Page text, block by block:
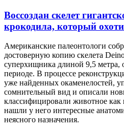
Воссоздан скелет
крокодила, который
Американские палеонтологи
достоверную копию скелета
суперхищника длиной 9,5 метра,
периоде. В процессе
уже найденных окаменелостей,
сомнительный вид и описали
классифицировали животное как
нашли у него интересные
неясного назначения.